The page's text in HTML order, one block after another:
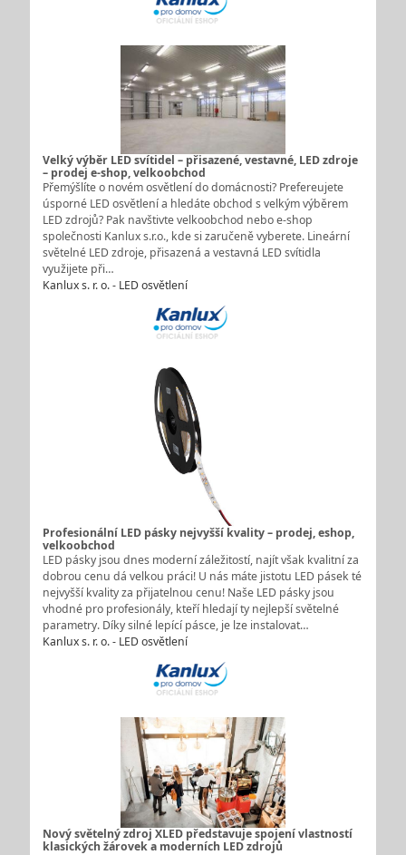
Velký výběr LED svítidel – přisazené, vestavné, LED zdroje
– prodej e-shop, velkoobchod
Přemýšlíte o novém osvětlení do domácnosti? Prefereujete
úsporné LED osvětlení a hledáte obchod s velkým výběrem
LED zdrojů? Pak navštivte velkoobchod nebo e-shop
společnosti Kanlux s.r.o., kde si zaručeně vyberete. Lineární
světelné LED zdroje, přisazená a vestavná LED svítidla
využijete při…
Kanlux s. r. o. - LED osvětlení
Profesionální LED pásky nejvyšší kvality – prodej, eshop,
velkoobchod
LED pásky jsou dnes moderní záležitostí, najít však kvalitní za
dobrou cenu dá velkou práci! U nás máte jistotu LED pásek té
nejvyšší kvality za přijatelnou cenu! Naše LED pásky jsou
vhodné pro profesionály, kteří hledají ty nejlepší světelné
parametry. Díky silné lepící pásce, je lze instalovat…
Kanlux s. r. o. - LED osvětlení
Nový světelný zdroj XLED představuje spojení vlastností
klasických žárovek a moderních LED zdrojů